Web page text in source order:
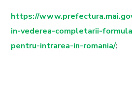
https://
in-vederea-completarii-
pentru-intrarea-in-romania/;